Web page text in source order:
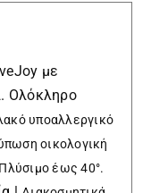
με
. Ολόκληρο
υποαλλεργικό
οικολογική
έως 40°.